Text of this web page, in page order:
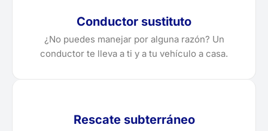
Conductor sustituto
¿No puedes manejar por alguna razón? Un
conductor te lleva a ti y a tu vehículo a casa.
Rescate subterráneo